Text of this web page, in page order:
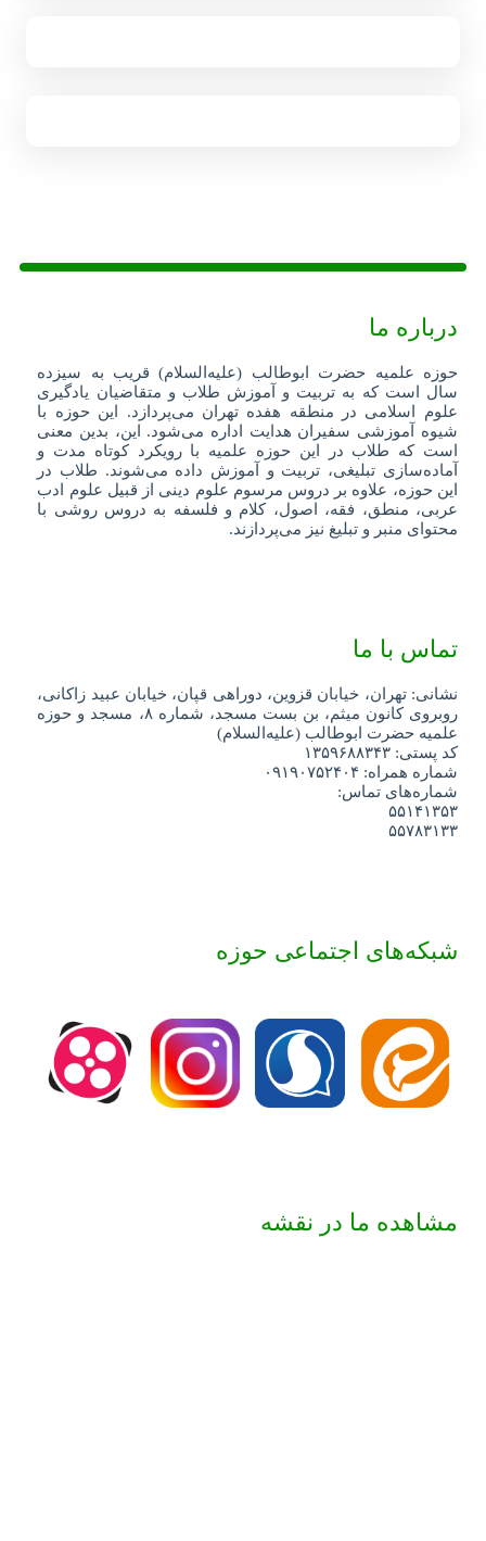
درباره ما
حوزه علمیه حضرت ابوطالب (علیه‌السلام) قریب به سیزده
سال است که به تربیت و آموزش طلاب و متقاضیان یادگیری
علوم اسلامی در منطقه هفده تهران می‌پردازد. این حوزه با
شیوه آموزشی سفیران هدایت اداره می‌شود. این، بدین معنی
است که طلاب در این حوزه علمیه با رویکرد کوتاه مدت و
آماده‌سازی تبلیغی، تربیت و آموزش داده می‌شوند. طلاب در
این حوزه، علاوه بر دروس مرسوم علوم دینی از قبیل علوم ادب
عربی، منطق، فقه، اصول، کلام و فلسفه به دروس روشی با
محتوای منبر و تبلیغ نیز می‌پردازند.
تماس با ما
نشانی: تهران، خیابان قزوین، دوراهی قپان، خیابان عبید زاکانی،
روبروی کانون میثم، بن بست مسجد، شماره ۸، مسجد و حوزه
علمیه حضرت ابوطالب (علیه‌السلام)
کد پستی: ۱۳۵۹۶۸۸۳۴۳
شماره همراه: ۰۹۱۹۰۷۵۲۴۰۴
شماره‌های تماس:
۵۵۱۴۱۳۵۳
۵۵۷۸۳۱۳۳
شبکه‌های اجتماعی حوزه
مشاهده ما در نقشه